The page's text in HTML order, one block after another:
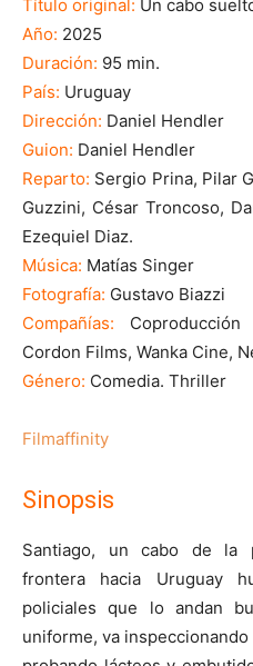
Título original: Un cabo
Año: 2025
Duración: 95 min.
País: Uruguay
Dirección: Daniel Hendler
Guion: Daniel Hendler
Reparto: Sergio Prina, Pilar
Guzzini, César Troncoso,
Ezequiel Diaz.
Música: Matías Singer
Fotografía: Gustavo Biazzi
Compañías: Coproducción
Cordon Films, Wanka Cine,
Género: Comedia. Thriller
Filmaffinity
Sinopsis
Santiago, un cabo de la
frontera hacia Uruguay
policiales que lo andan
uniforme, va